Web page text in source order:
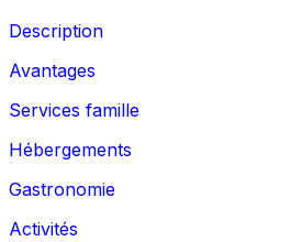
Description
Avantages
Services famille
Hébergements
Gastronomie
Activités